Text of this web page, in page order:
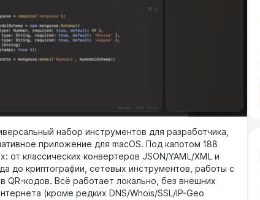
набор инструментов для разработчика,
приложение для macOS. Под капотом 188
от классических конвертеров JSON/YAML/XML и
до криптографии, сетевых инструментов, работы с
QR-кодов. Всё работает локально, без внешних
(кроме редких DNS/Whois/SSL/IP-Geo